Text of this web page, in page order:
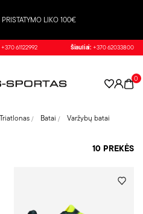
LIKO 100€
+370 61122992 Šiauliai: +370 62033800
0
Triatlonas Batai Varžybų batai
10 PREKĖS